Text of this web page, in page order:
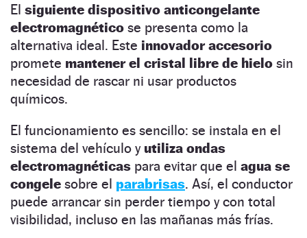
El siguiente dispositivo anticongelante
electromagnético se presenta como la
alternativa ideal. Este innovador accesorio
promete mantener el cristal libre de hielo sin
necesidad de rascar ni usar productos
químicos.
El funcionamiento es sencillo: se instala en el
sistema del vehículo y utiliza ondas
electromagnéticas para evitar que el agua se
congele sobre el parabrisas. Así, el conductor
puede arrancar sin perder tiempo y con total
visibilidad, incluso en las mañanas más frías.